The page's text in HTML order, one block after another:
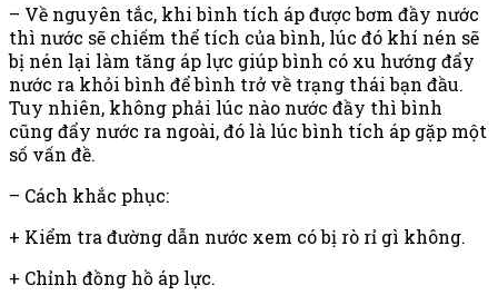
– Về nguyên tắc, khi bình tích áp được bơm đầy nước
thì nước sẽ chiếm thể tích của bình, lúc đó khí nén sẽ
bị nén lại làm tăng áp lực giúp bình có xu hướng đẩy
nước ra khỏi bình để bình trở về trạng thái bạn đầu.
Tuy nhiên, không phải lúc nào nước đầy thì bình
cũng đẩy nước ra ngoài, đó là lúc bình tích áp gặp một
số vấn đề.
– Cách khắc phục:
+ Kiểm tra đường dẫn nước xem có bị rò rỉ gì không.
+ Chỉnh đồng hồ áp lực.